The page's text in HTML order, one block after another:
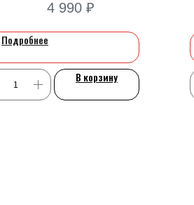
4 990 ₽
Подробнее
В корзину
Оплата и доставка